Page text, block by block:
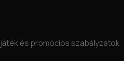
és promóciós szabályzatok